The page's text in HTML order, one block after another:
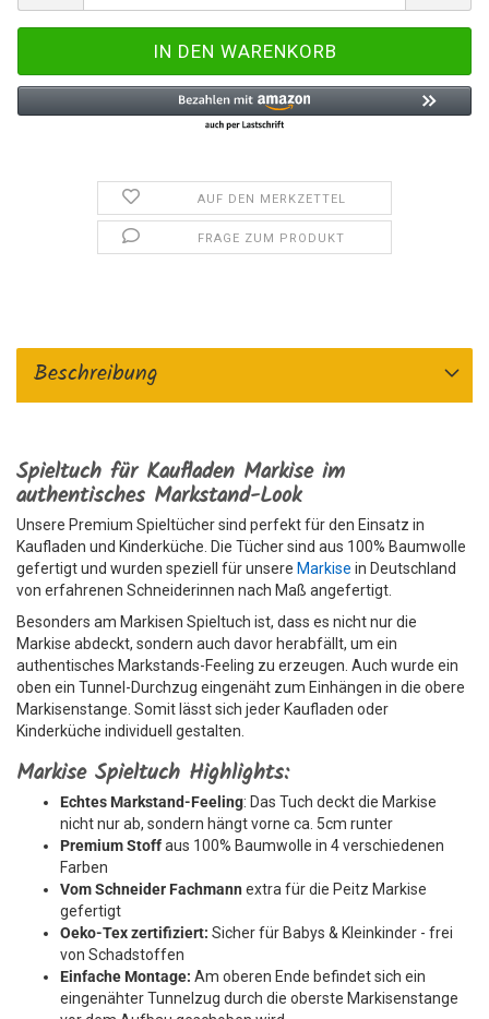
AUF DEN MERKZETTEL
FRAGE ZUM PRODUKT
Beschreibung
Spieltuch für Kaufladen Markise im
authentisches Markstand-Look
Unsere Premium Spieltücher sind perfekt für den Einsatz in
Kaufladen und Kinderküche. Die Tücher sind aus 100% Baumwolle
gefertigt und wurden speziell für unsere Markise in Deutschland
von erfahrenen Schneiderinnen nach Maß angefertigt.
Besonders am Markisen Spieltuch ist, dass es nicht nur die
Markise abdeckt, sondern auch davor herabfällt, um ein
authentisches Markstands-Feeling zu erzeugen. Auch wurde ein
oben ein Tunnel-Durchzug eingenäht zum Einhängen in die obere
Markisenstange. Somit lässt sich jeder Kaufladen oder
Kinderküche individuell gestalten.
Markise Spieltuch Highlights:
Echtes Markstand-Feeling: Das Tuch deckt die Markise
nicht nur ab, sondern hängt vorne ca. 5cm runter
Premium Stoffaus 100% Baumwolle in 4 verschiedenen
Farben
Vom Schneider Fachmann extra für die Peitz Markise
gefertigt
Oeko-Tex zertifiziert: Sicher für Babys & Kleinkinder - frei
von Schadstoffen
Einfache Montage: Am oberen Ende befindet sich ein
eingenähter Tunnelzug durch die oberste Markisenstange